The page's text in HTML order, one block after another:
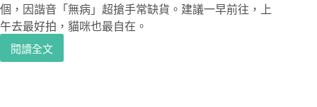
個，因諧音「無病」超搶手常缺貨。建議一早前往，上
午去最好拍，貓咪也最自在。
閱讀全文
京